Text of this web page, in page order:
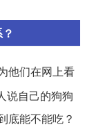
他们在网上看
说自己的狗狗
底能不能吃？